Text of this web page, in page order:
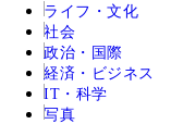
ライフ・文化
社会
政治・国際
経済・ビジネス
IT・科学
写真